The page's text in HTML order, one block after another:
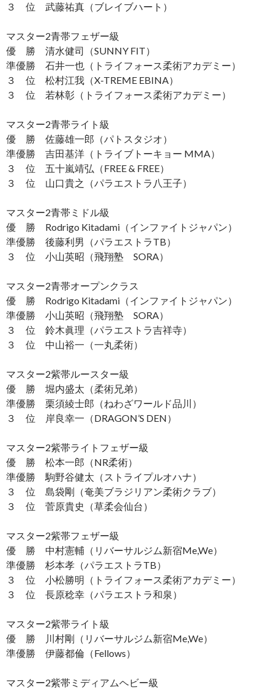
３ 位 武藤祐真（ブレイブハート）
マスター2青帯フェザー級
優 勝 清水健司（SUNNY FIT）
準優勝 石井一也（トライフォース柔術アカデミー）
３ 位 松村江我（X-TREME EBINA）
３ 位 若林彰（トライフォース柔術アカデミー）
マスター2青帯ライト級
優 勝 佐藤雄一郎（パトスタジオ）
準優勝 吉田基洋（トライブトーキョー MMA）
３ 位 五十嵐靖弘（FREE & FREE）
３ 位 山口貴之（パラエストラ八王子）
マスター2青帯ミドル級
優 勝 Rodrigo Kitadami（インファイトジャパン）
準優勝 後藤利男（パラエストラTB）
３ 位 小山英昭（飛翔塾 SORA）
マスター2青帯オープンクラス
優 勝 Rodrigo Kitadami（インファイトジャパン）
準優勝 小山英昭（飛翔塾 SORA）
３ 位 鈴木眞理（パラエストラ吉祥寺）
３ 位 中山裕一（一丸柔術）
マスター2紫帯ルースター級
優 勝 堀内盛太（柔術兄弟）
準優勝 栗須綾士郎（ねわざワールド品川）
３ 位 岸良幸一（DRAGON’S DEN）
マスター2紫帯ライトフェザー級
優 勝 松本一郎（NR柔術）
準優勝 駒野谷健太（ストライプルオハナ）
３ 位 島袋剛（奄美ブラジリアン柔術クラブ）
３ 位 菅原貴史（草柔会仙台）
マスター2紫帯フェザー級
優 勝 中村憲輔（リバーサルジム新宿Me,We）
準優勝 杉本孝（パラエストラTB）
３ 位 小松勝明（トライフォース柔術アカデミー）
３ 位 長原稔幸（パラエストラ和泉）
マスター2紫帯ライト級
優 勝 川村剛（リバーサルジム新宿Me,We）
準優勝 伊藤都倫（Fellows）
マスター2紫帯ミディアムヘビー級